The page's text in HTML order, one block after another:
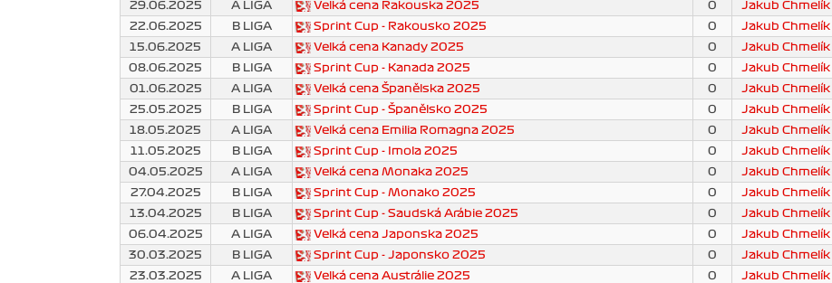
29.06.2025
A LIGA Velká cena Rakouska 2025 0
Jakub Chmelík
22.06.2025
B LIGA Sprint Cup - Rakousko 2025 0
Jakub Chmelík
15.06.2025
A LIGA Velká cena Kanady 2025 0
Jakub Chmelík
08.06.2025
B LIGA Sprint Cup - Kanada 2025 0
Jakub Chmelík
01.06.2025
A LIGA Velká cena Španělska 2025 0
Jakub Chmelík
25.05.2025
B LIGA Sprint Cup - Španělsko 2025 0
Jakub Chmelík
18.05.2025
A LIGA Velká cena Emilia Romagna 2025 0
Jakub Chmelík
11.05.2025
B LIGA Sprint Cup - Imola 2025 0
Jakub Chmelík
04.05.2025
A LIGA Velká cena Monaka 2025 0
Jakub Chmelík
27.04.2025
B LIGA Sprint Cup - Monako 2025 0
Jakub Chmelík
13.04.2025
B LIGA Sprint Cup - Saudská Arábie 2025 0
Jakub Chmelík
06.04.2025
A LIGA Velká cena Japonska 2025 0
Jakub Chmelík
30.03.2025
B LIGA Sprint Cup - Japonsko 2025 0
Jakub Chmelík
23.03.2025
A LIGA Velká cena Austrálie 2025 0
Jakub Chmelík